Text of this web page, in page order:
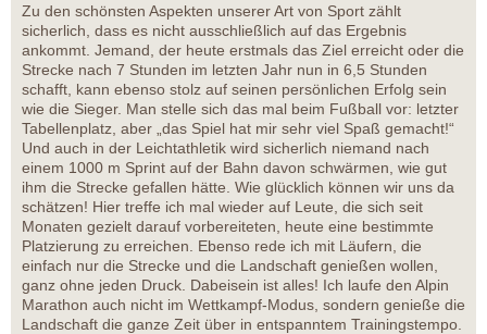
Zu den schönsten Aspekten unserer Art von Sport zählt
sicherlich, dass es nicht ausschließlich auf das Ergebnis
ankommt. Jemand, der heute erstmals das Ziel erreicht oder die
Strecke nach 7 Stunden im letzten Jahr nun in 6,5 Stunden
schafft, kann ebenso stolz auf seinen persönlichen Erfolg sein
wie die Sieger. Man stelle sich das mal beim Fußball vor: letzter
Tabellenplatz, aber „das Spiel hat mir sehr viel Spaß gemacht!“
Und auch in der Leichtathletik wird sicherlich niemand nach
einem 1000 m Sprint auf der Bahn davon schwärmen, wie gut
ihm die Strecke gefallen hätte. Wie glücklich können wir uns da
schätzen! Hier treffe ich mal wieder auf Leute, die sich seit
Monaten gezielt darauf vorbereiteten, heute eine bestimmte
Platzierung zu erreichen. Ebenso rede ich mit Läufern, die
einfach nur die Strecke und die Landschaft genießen wollen,
ganz ohne jeden Druck. Dabeisein ist alles! Ich laufe den Alpin
Marathon auch nicht im Wettkampf-Modus, sondern genieße die
Landschaft die ganze Zeit über in entspanntem Trainingstempo.